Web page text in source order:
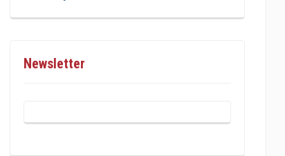
Newsletter